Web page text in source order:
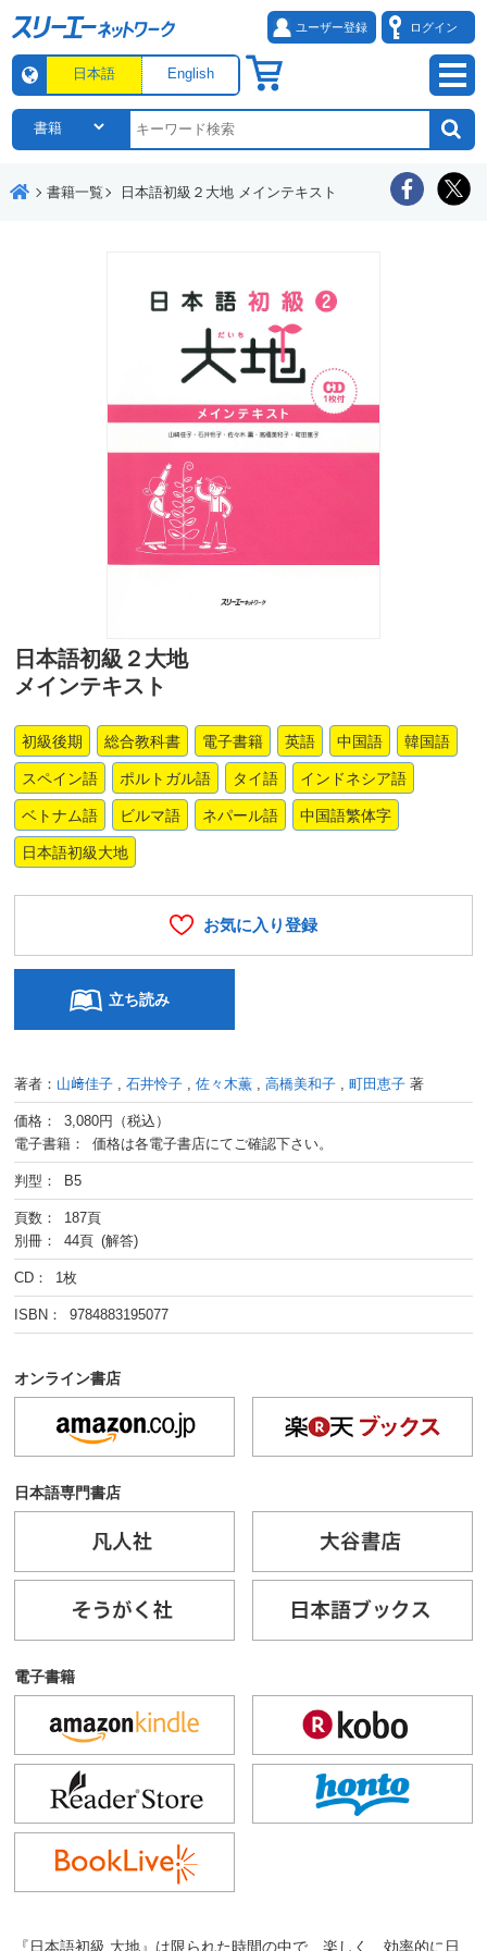
ユーザー登録 ログイン
日本語 English
書籍一覧 日本語初級２大地 メインテキスト
『日本語初級 大地』は限られた時間の中で、楽しく、効率的に日
日本語初級２大地
メインテキスト
初級後期 総合教科書 電子書籍 英語 中国語 韓国語
スペイン語 ポルトガル語 タイ語 インドネシア語
ベトナム語 ビルマ語 ネパール語 中国語繁体字
日本語初級大地
お気に入り登録
立ち読み
著者： 山﨑佳子 ,石井怜子 ,佐々木薫 ,高橋美和子 ,町田恵子 著
価格： 3,080円（税込）
電子書籍： 価格は各電子書店にてご確認下さい。
判型： B5
頁数： 187頁
別冊： 44頁 (解答)
CD： 1枚
ISBN： 9784883195077
オンライン書店
日本語専門書店
電子書籍